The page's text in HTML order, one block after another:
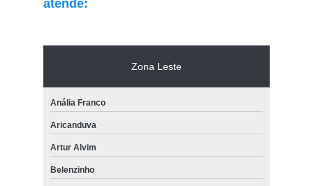
atende:
Zona Leste
Anália Franco
Aricanduva
Artur Alvim
Belenzinho